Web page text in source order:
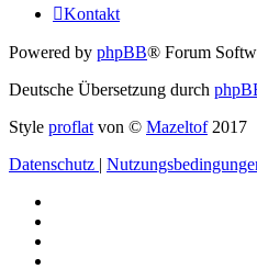
Kontakt
Powered by phpBB® Forum
Deutsche Übersetzung durch
Style proflat von © Mazeltof2017
Datenschutz |